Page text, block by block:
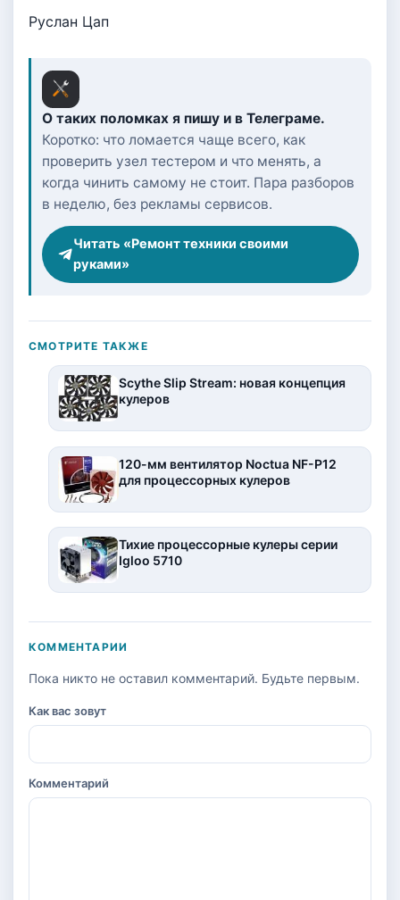
Руслан Цап
О таких поломках я пишу и в Телеграме.
Коротко: что ломается чаще всего, как
проверить узел тестером и что менять, а
когда чинить самому не стоит. Пара разборов
в неделю, без рекламы сервисов.
Читать «Ремонт техники своими
руками»
СМОТРИТЕ ТАКЖЕ
Scythe Slip Stream: новая концепция
кулеров
120-мм вентилятор Noctua NF-P12
для процессорных кулеров
Тихие процессорные кулеры серии
Igloo 5710
КОММЕНТАРИИ
Пока никто не оставил комментарий. Будьте первым.
Как вас зовут
Комментарий